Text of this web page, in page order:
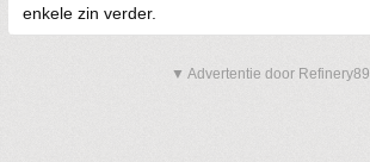
enkele zin verder.
▼ Advertentie door Refinery89